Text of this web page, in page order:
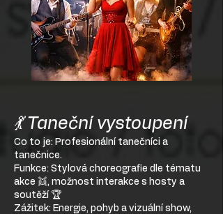
💃 Taneční vystoupení
Co to je: Profesionální tanečníci a
tanečnice.
Funkce: Stylová choreografie dle tématu
akce 👯, možnost interakce s hosty a
soutěží 🏆
Zážitek: Energie, pohyb a vizuální show,